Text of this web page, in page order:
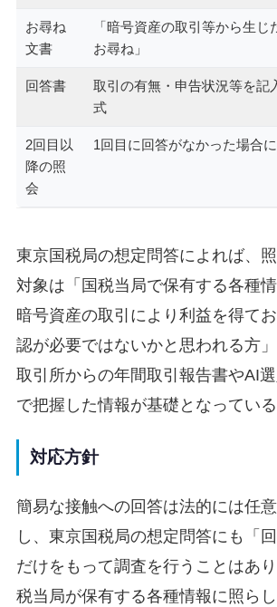
お尋ね
文書
「暗号資産の取引等から生
お尋ね」
回答書
取引の有無・申告状況等を記
式
2回目以
降の照
会
1回目に回答がなかった場合
東京国税局の想定問答によれば、
対象は「国税当局で保有する各種情
暗号資産の取引により利益を得て
認が必要ではないかと思われる方
取引所からの年間取引報告書やAI
で把握した情報が基礎となっている
対応方針
簡易な接触への回答は法的には任
し、東京国税局の想定問答にも「
だけをもって調査を行うことはあ
税当局が保有する各種情報に照ら